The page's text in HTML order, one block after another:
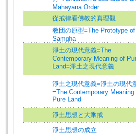
Mahayana Order
從戒律看佛教的真理觀
教団の原型=The Prototype of
Saṃgha
淨土の現代意義=The
Contemporary Meaning of
Land=淨土之現代意義
淨土之現代意義=淨土の現代
=The Contemporary Meaning
Pure Land
淨土思想と大乘戒
淨土思想の成立